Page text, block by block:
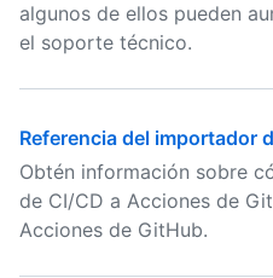
algunos de ellos pueden
el soporte técnico.
Referencia del importador
Obtén información sobre
de CI/CD a Acciones de
Acciones de GitHub.